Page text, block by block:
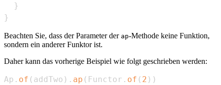
}
}
Beachten Sie, dass der Parameter der ap-Methode keine Funktion,
sondern ein anderer Funktor ist.
Daher kann das vorherige Beispiel wie folgt geschrieben werden:
Ap . of ( addTwo ) . ap ( Functor . of ( 2 ) )